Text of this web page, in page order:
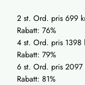
2 st. Ord. pris 699
Rabatt: 76%
4 st. Ord. pris
Rabatt: 79%
6 st. Ord. pris
Rabatt: 81%